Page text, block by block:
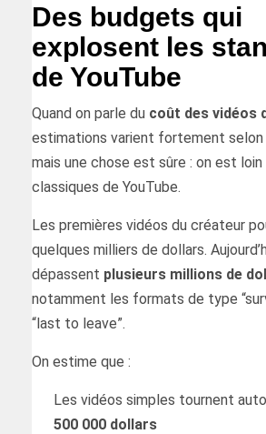
Des budgets qui
explosent les
de YouTube
Quand on parle du coût des vidéos
estimations varient fortement
mais une chose est sûre : on est
classiques de YouTube.
Les premières vidéos du créateur
quelques milliers de dollars.
dépassent plusieurs millions de
notamment les formats de type
“last to leave”.
On estime que :
Les vidéos simples tournent
500 000 dollars